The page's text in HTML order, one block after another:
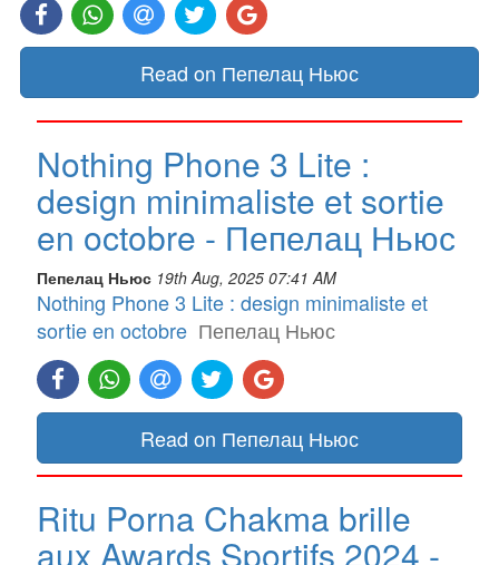
Read on Пепелац Ньюс
Nothing Phone 3 Lite :
design minimaliste et sortie
en octobre - Пепелац Ньюс
Пепелац Ньюс 19th Aug, 2025 07:41 AM
Nothing Phone 3 Lite : design minimaliste et
sortie en octobre Пепелац Ньюс
Read on Пепелац Ньюс
Ritu Porna Chakma brille
aux Awards Sportifs 2024 -